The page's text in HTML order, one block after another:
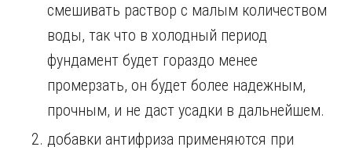
смешивать раствор с малым количеством
воды, так что в холодный период
фундамент будет гораздо менее
промерзать, он будет более надежным,
прочным, и не даст усадки в дальнейшем.
добавки антифриза применяются при